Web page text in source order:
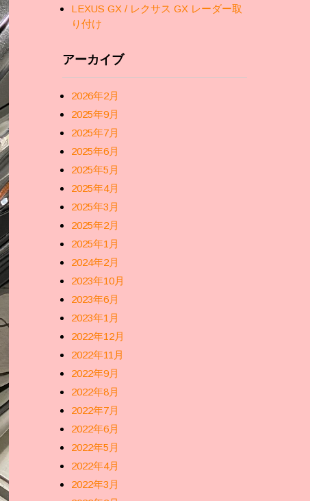
LEXUS GX / レクサス GX レーダー取
り付け
アーカイブ
2026年2月
2025年9月
2025年7月
2025年6月
2025年5月
2025年4月
2025年3月
2025年2月
2025年1月
2024年2月
2023年10月
2023年6月
2023年1月
2022年12月
2022年11月
2022年9月
2022年8月
2022年7月
2022年6月
2022年5月
2022年4月
2022年3月